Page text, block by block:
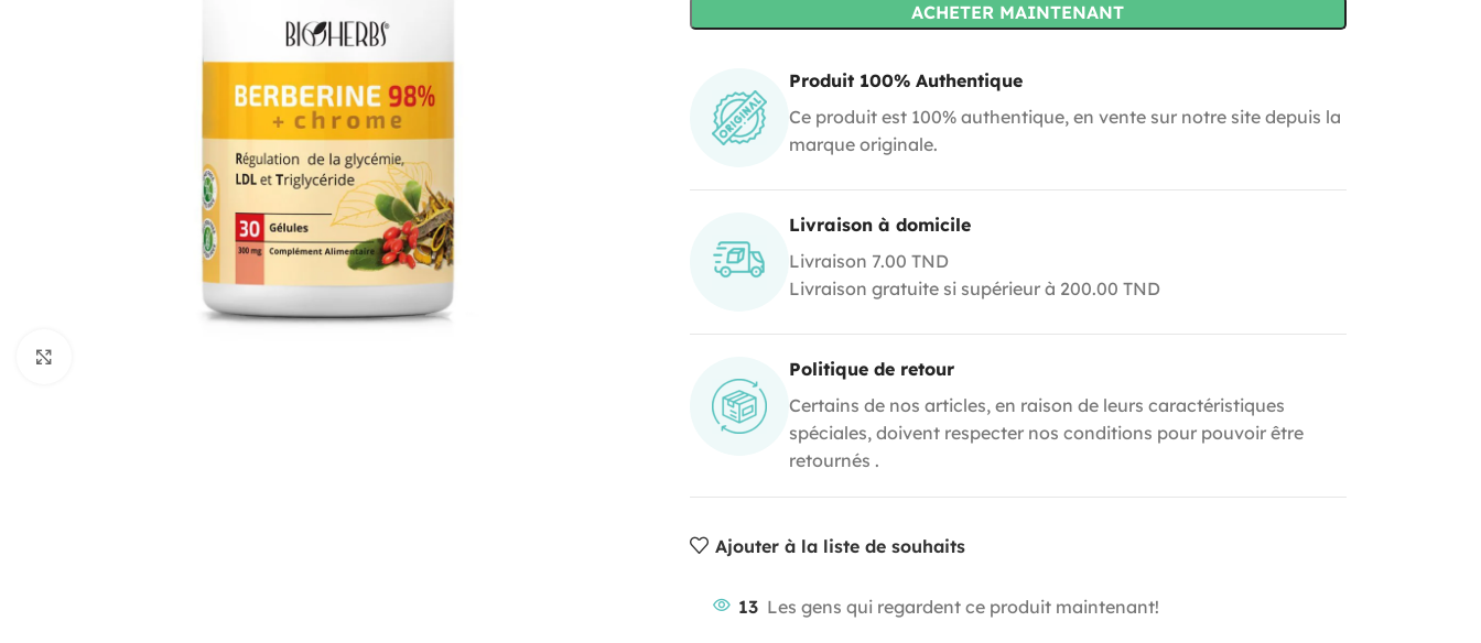
ACHETER MAINTENANT
Produit 100% Authentique
Ce produit est 100% authentique, en vente sur notre site depuis la
marque originale.
Livraison à domicile
Livraison 7.00 TND
Livraison gratuite si supérieur à 200.00 TND
Politique de retour
Certains de nos articles, en raison de leurs caractéristiques
spéciales, doivent respecter nos conditions pour pouvoir être
retournés .
Ajouter à la liste de souhaits
13 Les gens qui regardent ce produit maintenant!